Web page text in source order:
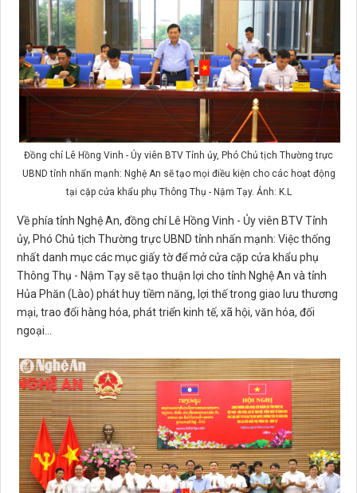
Đồng chí Lê Hồng Vinh - Ủy viên BTV Tỉnh ủy, Phó Chủ tịch Thường trực
UBND tỉnh nhấn mạnh: Nghệ An sẽ tạo mọi điều kiện cho các hoạt động
tại cặp cửa khẩu phụ Thông Thụ - Nậm Tạy. Ảnh: K.L
Về phía tỉnh Nghệ An, đồng chí Lê Hồng Vinh - Ủy viên BTV Tỉnh
ủy, Phó Chủ tịch Thường trực UBND tỉnh nhấn mạnh: Việc thống
nhất danh mục các mục giấy tờ để mở cửa cặp cửa khẩu phụ
Thông Thụ - Nậm Tạy sẽ tạo thuận lợi cho tỉnh Nghệ An và tỉnh
Hủa Phăn (Lào) phát huy tiềm năng, lợi thế trong giao lưu thương
mại, trao đổi hàng hóa, phát triển kinh tế, xã hội, văn hóa, đối
ngoại...